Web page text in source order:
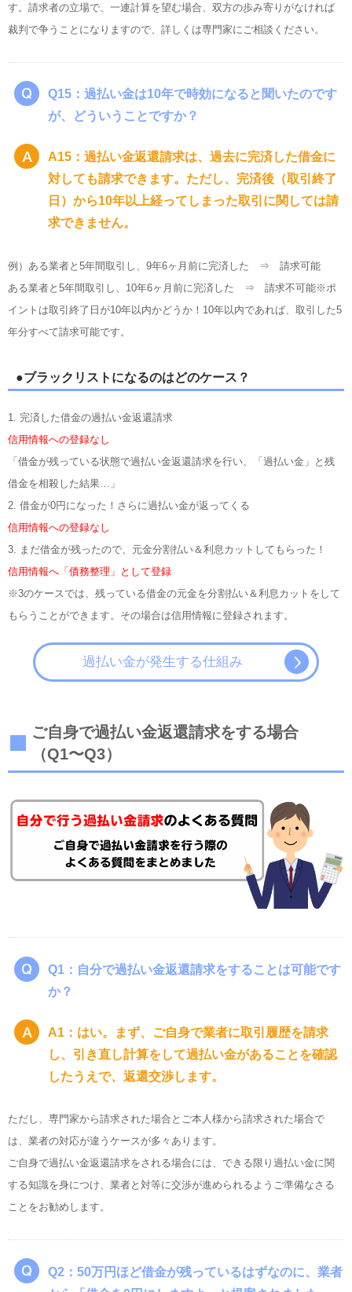
す。請求者の立場で、一連計算を望む場合、双方の歩み寄りがなければ
裁判で争うことになりますので、詳しくは専門家にご相談ください。
Q15：過払い金は10年で時効になると聞いたのです
が、どういうことですか？
A15：過払い金返還請求は、過去に完済した借金に
対しても請求できます。ただし、完済後（取引終了
日）から10年以上経ってしまった取引に関しては請
求できません。
例）ある業者と5年間取引し、9年6ヶ月前に完済した ⇒ 請求可能
ある業者と5年間取引し、10年6ヶ月前に完済した ⇒ 請求不可能※ポ
イントは取引終了日が10年以内かどうか！10年以内であれば、取引した5
年分すべて請求可能です。
●ブラックリストになるのはどのケース？
1. 完済した借金の過払い金返還請求
信用情報への登録なし
「借金が残っている状態で過払い金返還請求を行い、「過払い金」と残
借金を相殺した結果…」
2. 借金が0円になった！さらに過払い金が返ってくる
信用情報への登録なし
3. まだ借金が残ったので、元金分割払い＆利息カットしてもらった！
信用情報へ「債務整理」として登録
※3のケースでは、残っている借金の元金を分割払い＆利息カットをして
もらうことができます。その場合は信用情報に登録されます。
過払い金が発生する仕組み
ご自身で過払い金返還請求をする場合
（Q1〜Q3）
Q1：自分で過払い金返還請求をすることは可能です
か？
A1：はい。まず、ご自身で業者に取引履歴を請求
し、引き直し計算をして過払い金があることを確認
したうえで、返還交渉します。
ただし、専門家から請求された場合とご本人様から請求された場合で
は、業者の対応が違うケースが多々あります。
ご自身で過払い金返還請求をされる場合には、できる限り過払い金に関
する知識を身につけ、業者と対等に交渉が進められるようご準備なさる
ことをお勧めします。
Q2：50万円ほど借金が残っているはずなのに、業者